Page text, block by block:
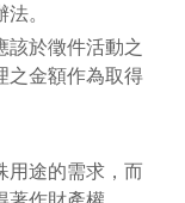
。
該於徵件活動之
之金額作為取得
用途的需求，而